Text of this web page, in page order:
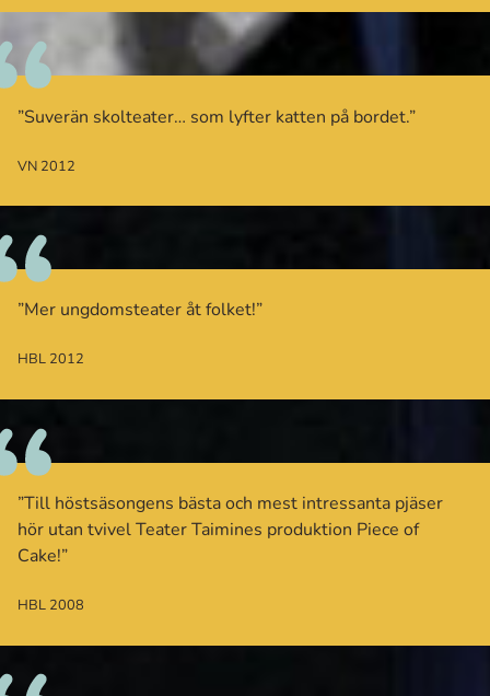
”Suverän skolteater… som lyfter katten på bordet.”
VN 2012
”Mer ungdomsteater åt folket!”
HBL 2012
”Till höstsäsongens bästa och mest intressanta pjäser
hör utan tvivel Teater Taimines produktion Piece of
Cake!”
HBL 2008